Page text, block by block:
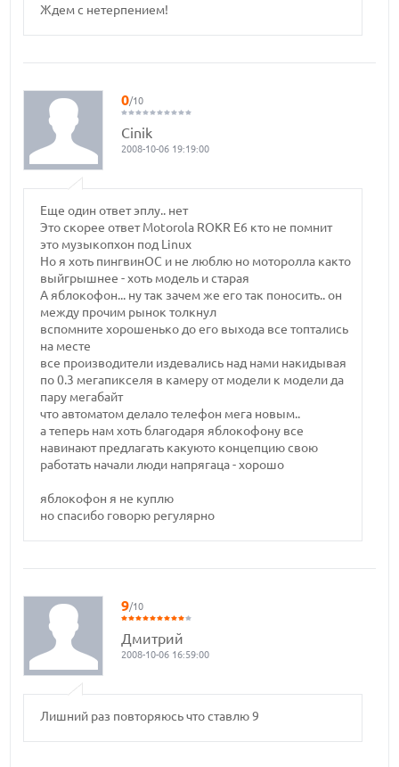
Ждем с нетерпением!
0/10
Cinik
2008-10-06 19:19:00
Еще один ответ эплу.. нет
Это скорее ответ Motorola ROKR E6 кто не помнит
это музыкопхон под Linux
Но я хоть пингвинОС и не люблю но моторолла както
выйгрышнее - хоть модель и старая
А яблокофон... ну так зачем же его так поносить.. он
между прочим рынок толкнул
вспомните хорошенько до его выхода все топтались
на месте
все производители издевались над нами накидывая
по 0.3 мегапикселя в камеру от модели к модели да
пару мегабайт
что автоматом делало телефон мега новым..
а теперь нам хоть благодаря яблокофону все
навинают предлагать какуюто концепцию свою
работать начали люди напрягаца - хорошо
яблокофон я не куплю
но спасибо говорю регулярно
9/10
Дмитрий
2008-10-06 16:59:00
Лишний раз повторяюсь что ставлю 9